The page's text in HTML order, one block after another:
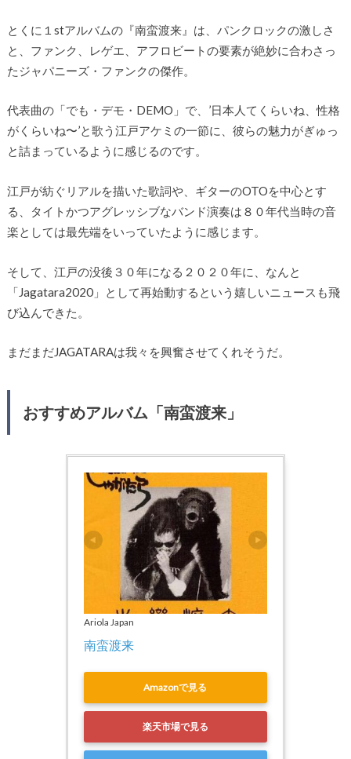
とくに１stアルバムの『南蛮渡来』は、パンクロックの激しさ
と、ファンク、レゲエ、アフロビートの要素が絶妙に合わさっ
たジャパニーズ・ファンクの傑作。
代表曲の「でも・デモ・DEMO」で、’日本人てくらいね、性格
がくらいね〜’と歌う江戸アケミの一節に、彼らの魅力がぎゅっ
と詰まっているように感じるのです。
江戸が紡ぐリアルを描いた歌詞や、ギターのOTOを中心とす
る、タイトかつアグレッシブなバンド演奏は８０年代当時の音
楽としては最先端をいっていたように感じます。
そして、江戸の没後３０年になる２０２０年に、なんと
「Jagatara2020」として再始動するという嬉しいニュースも飛
び込んできた。
まだまだJAGATARAは我々を興奮させてくれそうだ。
おすすめアルバム「南蛮渡来」
Ariola Japan
南蛮渡来
Amazonで見る
楽天市場で見る